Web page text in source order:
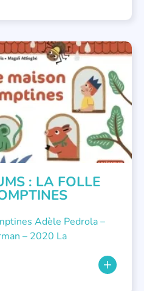
ALBUMS
: LA FOLLE
Adèle Pedrola –
– 2020 La